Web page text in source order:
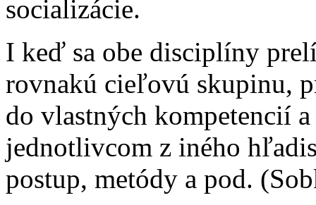
socializácie.
I keď sa obe disciplíny
rovnakú cieľovú skupinu,
do vlastných kompetencií
jednotlivcom z iného
postup, metódy a pod.